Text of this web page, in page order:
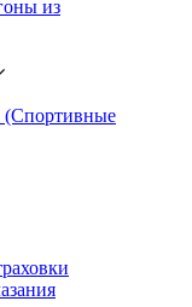
из
(Спортивные